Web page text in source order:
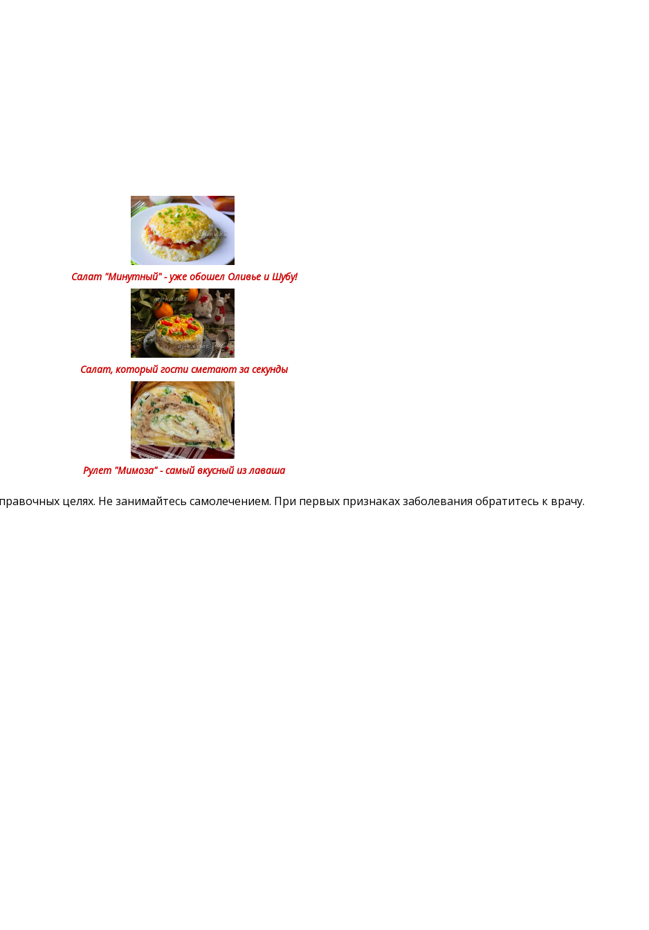
Салат "Минутный" - уже обошел Оливье и Шубу!
Салат, который гости сметают за секунды
Рулет "Мимоза" - самый вкусный из лаваша
целях. Не занимайтесь самолечением. При первых признаках заболевания обратитесь к врачу.